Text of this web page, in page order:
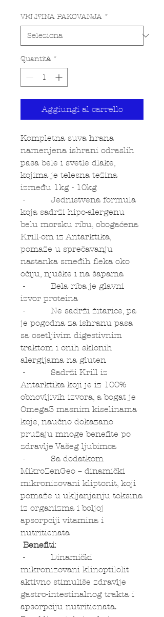
VELI?INA PAKOVANJA *
Quantità *
Aggiungi al carrello
Kompletna suva hrana
namenjena ishrani odraslih
pasa bele i svetle dlake,
kojima je telesna težina
između 1kg - 10kg
- Jednistvena formula
koja sadrži hipo-alergenu
belu morsku ribu, obogaćena
Krill-om iz Antarktika,
pomaže u sprečavanju
nastanka smeđih fleka oko
očiju, njuške i na šapama
- Bela riba je glavni
izvor proteina
- Ne sadrži žitarice, pa
je pogodna za ishranu pasa
sa osetljivim digestivnim
traktom i onih sklonih
alergijama na gluten
- Sadrži Krill iz
Antarktika koji je iz 100%
obnovljivih izvora, a bogat je
Omega3 masnim kiselinama
koje, naučno dokazano
pružaju mnoge benefite po
zdravlje Vašeg ljubimca
- Sa dodatkom
MikroZenGeo – dinamički
mikronizovani kliptonit, koji
pomaže u ukljanjanju toksina
iz organizma i boljoj
apsorpciji vitamina i
nutritienata
Benefiti:
- Dinamički
mikronizovani klinoptilolit
aktivno stimuliše zdravlje
gastro-intestinalnog trakta i
apsorpciju nutritienata.